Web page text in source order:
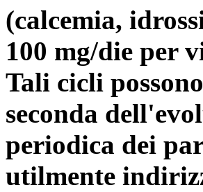
(calcemia,
100 mg/die per
Tali cicli
seconda
periodica dei
utilmente